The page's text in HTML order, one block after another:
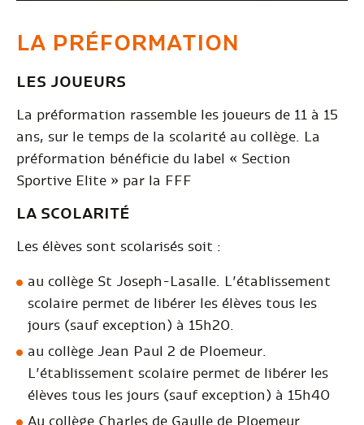
LA PRÉFORMATION
LES JOUEURS
La préformation rassemble les joueurs de 11 à 15
ans, sur le temps de la scolarité au collège. La
préformation bénéficie du label « Section
Sportive Elite » par la FFF
LA SCOLARITÉ
Les élèves sont scolarisés soit :
au collège St Joseph-Lasalle. L’établissement
scolaire permet de libérer les élèves tous les
jours (sauf exception) à 15h20.
au collège Jean Paul 2 de Ploemeur.
L’établissement scolaire permet de libérer les
élèves tous les jours (sauf exception) à 15h40
Au collège Charles de Gaulle de Ploemeur